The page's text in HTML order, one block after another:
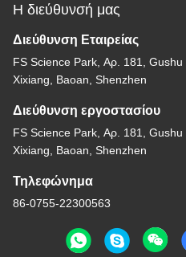
Η διεύθυνσή μας
Διεύθυνση Εταιρείας
FS Science Park, Αρ. 181, Gushu
Xixiang, Baoan, Shenzhen
Διεύθυνση εργοστασίου
FS Science Park, Αρ. 181, Gushu
Xixiang, Baoan, Shenzhen
Τηλεφώνημα
86-0755-22300563